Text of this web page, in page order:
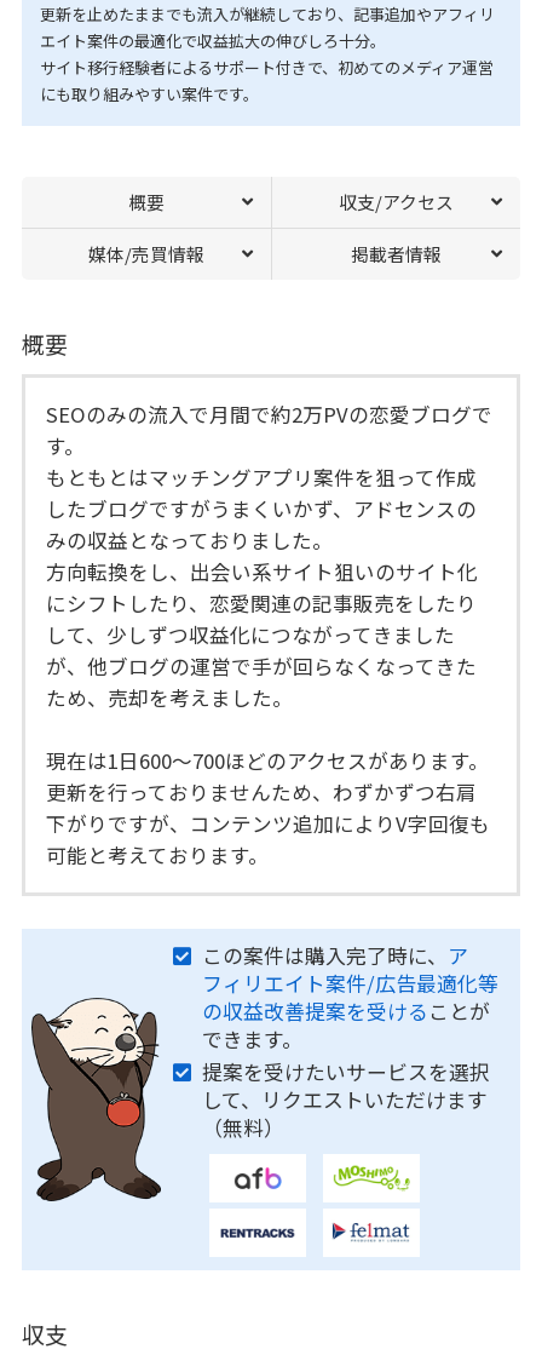
更新を止めたままでも流入が継続しており、記事追加やアフィリ
エイト案件の最適化で収益拡大の伸びしろ十分。
サイト移行経験者によるサポート付きで、初めてのメディア運営
にも取り組みやすい案件です。
概要 収支/アクセス
媒体/売買情報 掲載者情報
概要
SEOのみの流入で月間で約2万PVの恋愛ブログで
す。
もともとはマッチングアプリ案件を狙って作成
したブログですがうまくいかず、アドセンスの
みの収益となっておりました。
方向転換をし、出会い系サイト狙いのサイト化
にシフトしたり、恋愛関連の記事販売をしたり
して、少しずつ収益化につながってきました
が、他ブログの運営で手が回らなくなってきた
ため、売却を考えました。
現在は1日600～700ほどのアクセスがあります。
更新を行っておりませんため、わずかずつ右肩
下がりですが、コンテンツ追加によりV字回復も
可能と考えております。
この案件は購入完了時に、 ア
フィリエイト案件/広告最適化等
の収益改善提案を受ける ことが
できます。
提案を受けたいサービスを選択
して、リクエストいただけます
（無料）
収支